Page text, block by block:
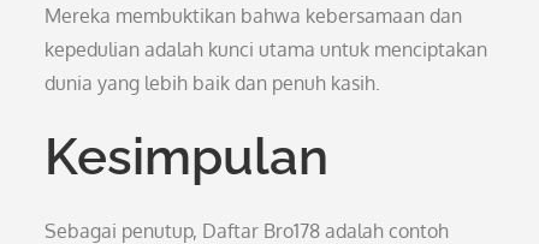
Mereka membuktikan bahwa kebersamaan dan
kepedulian adalah kunci utama untuk menciptakan
dunia yang lebih baik dan penuh kasih.
Kesimpulan
Sebagai penutup, Daftar Bro178 adalah contoh